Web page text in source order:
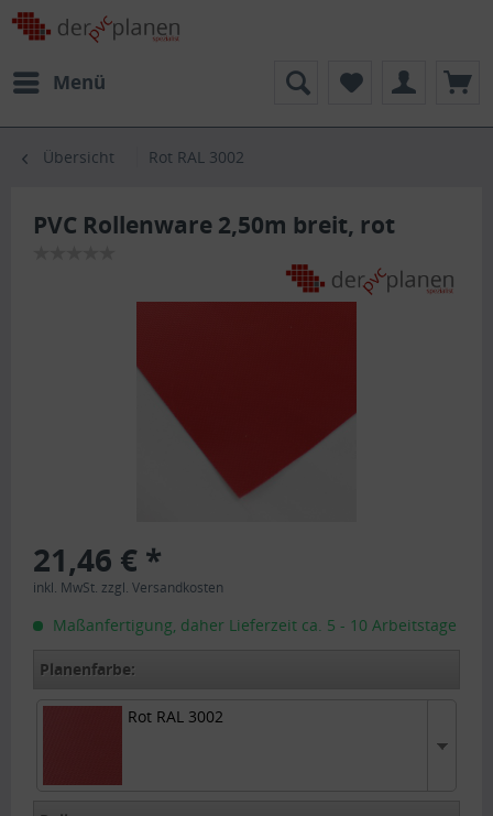
Menü
Übersicht Rot RAL 3002
PVC Rollenware 2,50m breit, rot
21,46 € *
inkl. MwSt. zzgl. Versandkosten
Maßanfertigung, daher Lieferzeit ca. 5 - 10 Arbeitstage
Planenfarbe:
Rot RAL 3002Rot RAL 3002